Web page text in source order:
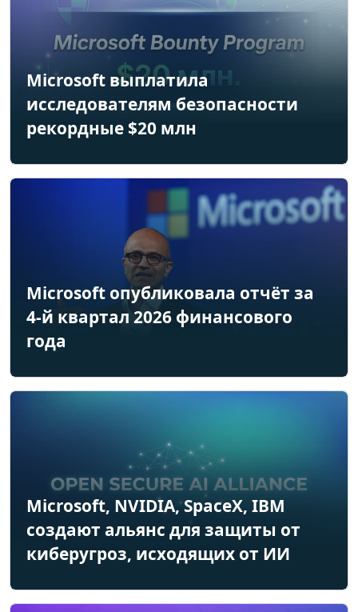
Microsoft выплатила
исследователям безопасности
рекордные $20 млн
Microsoft опубликовала отчёт за
4-й квартал 2026 финансового
года
Microsoft, NVIDIA, SpaceX, IBM
создают альянс для защиты от
киберугроз, исходящих от ИИ